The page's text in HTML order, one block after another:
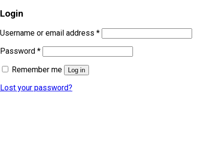
Login
Username or email address *
Password *
Remember me
Log in
Lost your password?